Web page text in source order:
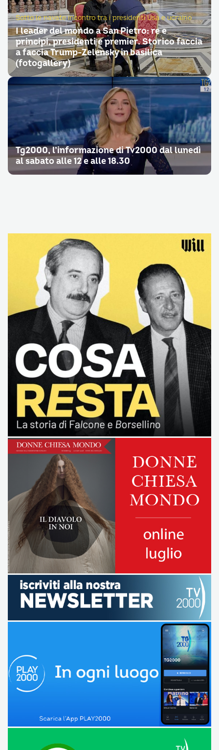
Sotto le navate incontro tra i presidenti Usa e ucraino
I leader del mondo a San Pietro: re e
principi, presidenti e premier. Storico faccia
a faccia Trump-Zelensky in basilica
(fotogallery)
Tg2000, l’informazione di Tv2000 dal lunedì
al sabato alle 12 e alle 18.30